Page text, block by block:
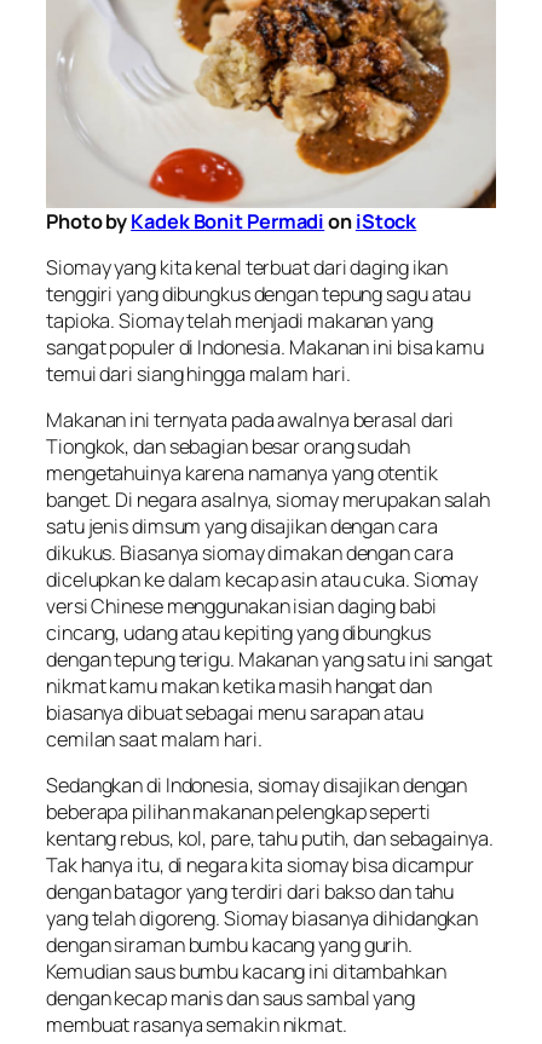
Photo byKadek Bonit PermadioniStock
Siomay yang kita kenal terbuat dari daging ikan
tenggiri yang dibungkus dengan tepung sagu atau
tapioka. Siomay telah menjadi makanan yang
sangat populer di Indonesia. Makanan ini bisa kamu
temui dari siang hingga malam hari.
Makanan ini ternyata pada awalnya berasal dari
Tiongkok, dan sebagian besar orang sudah
mengetahuinya karena namanya yang otentik
banget. Di negara asalnya, siomay merupakan salah
satu jenis dimsum yang disajikan dengan cara
dikukus. Biasanya siomay dimakan dengan cara
dicelupkan ke dalam kecap asin atau cuka. Siomay
versiChinesemenggunakan isian daging babi
cincang, udang atau kepiting yang dibungkus
dengan tepung terigu. Makanan yang satu ini sangat
nikmat kamu makan ketika masih hangat dan
biasanya dibuat sebagai menu sarapan atau
cemilan saat malam hari.
Sedangkan di Indonesia, siomay disajikan dengan
beberapa pilihan makanan pelengkap seperti
kentang rebus, kol, pare, tahu putih, dan sebagainya.
Tak hanya itu, di negara kita siomay bisa dicampur
dengan batagor yang terdiri dari bakso dan tahu
yang telah digoreng. Siomay biasanya dihidangkan
dengan siraman bumbu kacang yang gurih.
Kemudian saus bumbu kacang ini ditambahkan
dengan kecap manis dan saus sambal yang
membuat rasanya semakin nikmat.